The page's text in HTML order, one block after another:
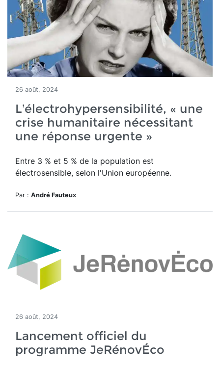
26 août, 2024
L’électrohypersensibilité, « une
crise humanitaire nécessitant
une réponse urgente »
Entre 3 % et 5 % de la population est
électrosensible, selon l'Union européenne.
Par : André Fauteux
26 août, 2024
Lancement officiel du
programme JeRénovÉco